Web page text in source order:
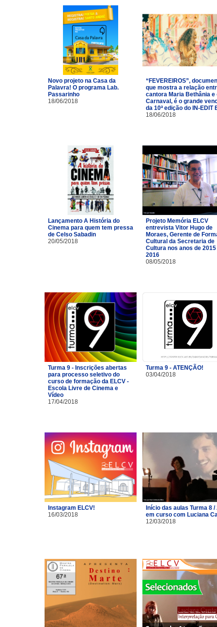
Novo projeto na Casa da
Palavra! O programa Lab.
Passarinho
18/06/2018
“FEVEREIROS”,
que mostra a relação
cantora Maria Bethânia e
Carnaval, é o grande
da 10ª edição do IN-EDIT
18/06/2018
Lançamento A História do
Cinema para quem tem pressa
de Celso Sabadin
20/05/2018
Projeto Memória ELCV
entrevista Vitor Hugo de
Moraes, Gerente de
Cultural da Secretaria de
Cultura nos anos de 2015
2016
08/05/2018
Turma 9 - Inscrições abertas
para processo seletivo do
curso de formação da ELCV -
Escola Livre de Cinema e
Vídeo
17/04/2018
Turma 9 - ATENÇÃO!
03/04/2018
Instagram ELCV!
16/03/2018
Início das aulas Turma 8 /
em curso com Luciana
12/03/2018